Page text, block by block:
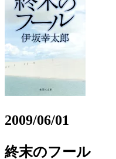
2009/06/01
終末のフール